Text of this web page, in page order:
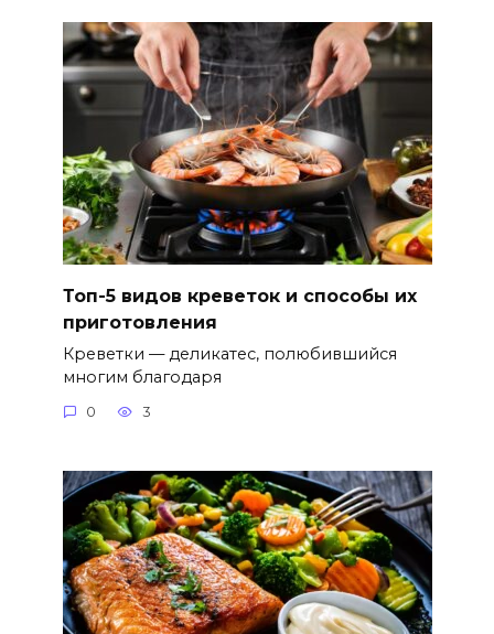
Топ-5 видов креветок и способы их
приготовления
Креветки — деликатес, полюбившийся
многим благодаря
0 3